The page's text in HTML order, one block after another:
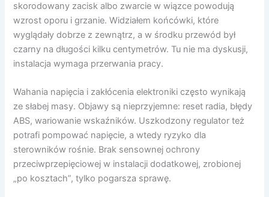
skorodowany zacisk albo zwarcie w wiązce powodują
wzrost oporu i grzanie. Widziałem końcówki, które
wyglądały dobrze z zewnątrz, a w środku przewód był
czarny na długości kilku centymetrów. Tu nie ma dyskusji,
instalacja wymaga przerwania pracy.
Wahania napięcia i zakłócenia elektroniki często wynikają
ze słabej masy. Objawy są nieprzyjemne: reset radia, błędy
ABS, wariowanie wskaźników. Uszkodzony regulator też
potrafi pompować napięcie, a wtedy ryzyko dla
sterowników rośnie. Brak sensownej ochrony
przeciwprzepięciowej w instalacji dodatkowej, zrobionej
„po kosztach”, tylko pogarsza sprawę.